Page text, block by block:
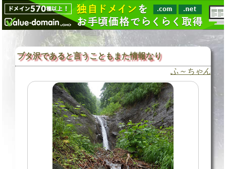
ブタ沢であると言うこともまた情報なり
ふ～ちゃん